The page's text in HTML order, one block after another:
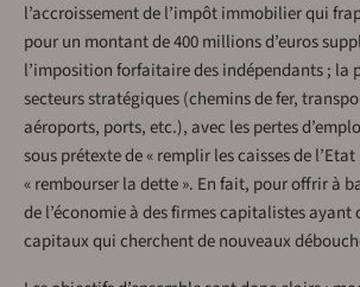
l’accroissement de l’impôt immobilier qui
pour un montant de 400 millions d’euros
l’imposition forfaitaire des indépendants ; la
secteurs stratégiques (chemins de fer,
aéroports, ports, etc.), avec les pertes
sous prétexte de « remplir les caisses de
« rembourser la dette ». En fait, pour offrir à
de l’économie à des firmes capitalistes ayant
capitaux qui cherchent de nouveaux